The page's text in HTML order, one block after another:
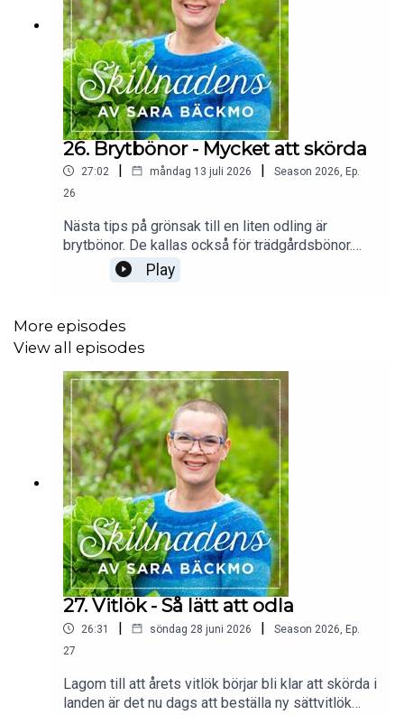
26. Brytbönor - Mycket att skörda
27:02 | måndag 13 juli 2026 | Season 2026 Ep.
26
Nästa tips på grönsak till en liten odling är
brytbönor. De kallas också för trädgårdsbönor.
Dessa kan sås i juni och hinner ge skörd innan det
blir höst-kallt. Få tips om varför du ska odla
sådd. Av och med Sara Bäckmo - Skillnadens
Trädgård. OBS att det här avsnittet var tänkt att
publiceras i juni, men tydligen varit opublicerats.
Så dumt! Annonsen för temakvällen i podden
gäller alltså inte.
Play
More episodes
View all episodes
27. Vitlök - Så lätt att odla
26:31 | söndag 28 juni 2026 | Season 2026 Ep.
27
Lagom till att årets vitlök börjar bli klar att skörda i
landen är det nu dags att beställa ny sättvitlök